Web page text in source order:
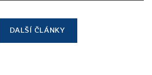
DALŠÍ ČLÁNKY